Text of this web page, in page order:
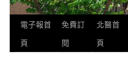
跳
至
電子報首
頁
免費訂
閱
北醫首
頁